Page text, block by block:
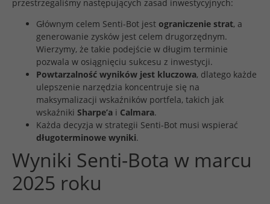
przestrzegaliśmy następujących zasad inwestycyjnych:
Głównym celem Senti-Bot jest ograniczenie strat, a
generowanie zysków jest celem drugorzędnym.
Wierzymy, że takie podejście w długim terminie
pozwala w osiągnięciu sukcesu z inwestycji.
Powtarzalność wyników jest kluczowa, dlatego każde
ulepszenie narzędzia koncentruje się na
maksymalizacji wskaźników portfela, takich jak
wskaźniki Sharpe’a i Calmara.
Każda decyzja w strategii Senti-Bot musi wspierać
długoterminowe wyniki.
Wyniki Senti-Bota w marcu
2025 roku